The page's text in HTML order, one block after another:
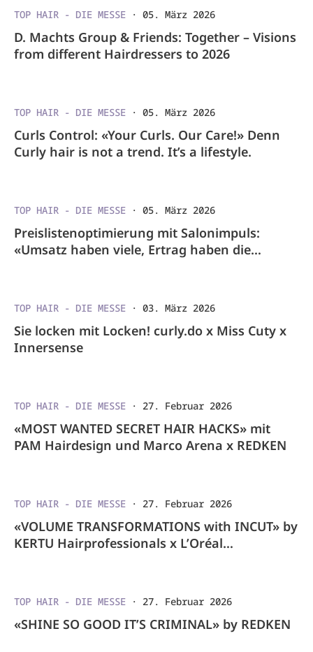
TOP HAIR - DIE MESSE · 05. März 2026
D. Machts Group & Friends: Together – Visions
from different Hairdressers to 2026
TOP HAIR - DIE MESSE · 05. März 2026
Curls Control: «Your Curls. Our Care!» Denn
Curly hair is not a trend. It’s a lifestyle.
TOP HAIR - DIE MESSE · 05. März 2026
Preislistenoptimierung mit Salonimpuls:
«Umsatz haben viele, Ertrag haben die
TOP HAIR - DIE MESSE · 03. März 2026
Sie locken mit Locken! curly.do x Miss Cuty x
Innersense
TOP HAIR - DIE MESSE · 27. Februar 2026
«MOST WANTED SECRET HAIR HACKS» mit
PAM Hairdesign und Marco Arena x REDKEN
TOP HAIR - DIE MESSE · 27. Februar 2026
«VOLUME TRANSFORMATIONS with INCUT» by
KERTU Hairprofessionals x L’Oréal
TOP HAIR - DIE MESSE · 27. Februar 2026
«SHINE SO GOOD IT’S CRIMINAL» by REDKEN